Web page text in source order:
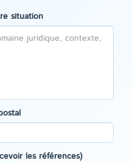
situation
les références)